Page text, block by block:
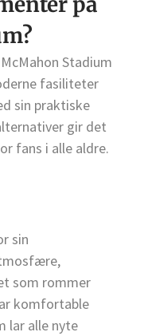
Stadium
fasiliteter
sin praktiske
gir det
fans i alle aldre.
sin
som rommer
komfortable
lar alle nyte